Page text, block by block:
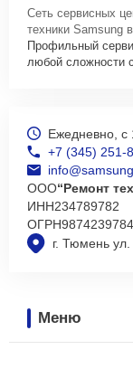
Сеть сервисных
техники Samsung
Профильный
любой сложности
г. Тюмень
Ежедневно, с
+7 (345) 251-
ООО“Ремонт
ИНН234789782
ОГРН
Меню